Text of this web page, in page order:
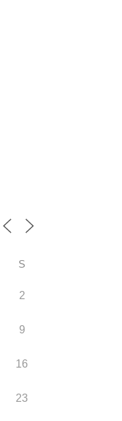
S
2
9
16
23